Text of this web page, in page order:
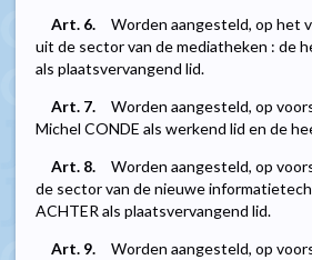
Art. 6.
Worden aangesteld, op het
uit de sector van de mediatheken : de
als plaatsvervangend lid.
Art. 7.
Worden aangesteld, op
Michel CONDE als werkend lid en de
Art. 8.
Worden aangesteld, op
de sector van de nieuwe
ACHTER als plaatsvervangend lid.
Art. 9.
Worden aangesteld, op